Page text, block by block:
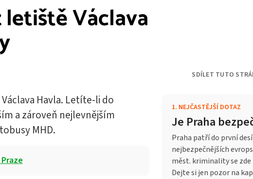
Václava
Havla. Letíte-li do
a zároveň nejlevnějším
MHD.
1. NEJČASTĚJŠÍ DOTAZ
Je Praha
Praha patří do první
nejbezpečnějších
měst. kriminality se
Dejte si jen pozor na
SDÍLET TUTO